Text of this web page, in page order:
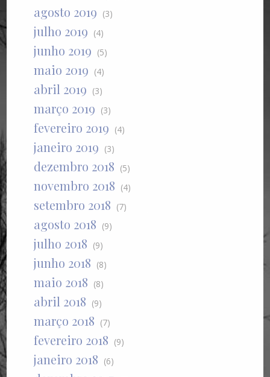
agosto 2019 (3)
julho 2019 (4)
junho 2019 (5)
maio 2019 (4)
abril 2019 (3)
março 2019 (3)
fevereiro 2019 (4)
janeiro 2019 (3)
dezembro 2018 (5)
novembro 2018 (4)
setembro 2018 (7)
agosto 2018 (9)
julho 2018 (9)
junho 2018 (8)
maio 2018 (8)
abril 2018 (9)
março 2018 (7)
fevereiro 2018 (9)
janeiro 2018 (6)